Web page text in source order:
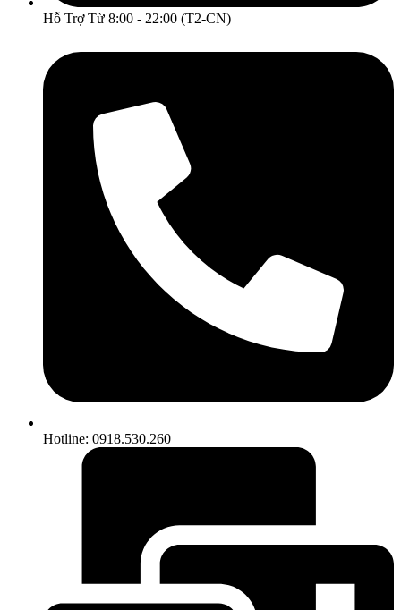
Hỗ Trợ Từ 8:00 - 22:00 (T2-CN)
Hotline: 0918.530.260